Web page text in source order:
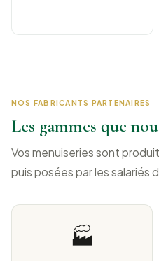
NOS FABRICANTS PARTENAIRES
Les gammes que
Vos menuiseries sont
puis posées par les salariés
🏭